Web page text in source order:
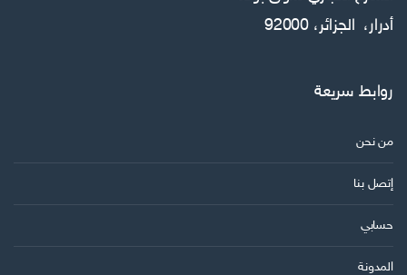
و
نأدرار، الجزائر، 92000
روابط سريعة
من نحن
إتصل بنا
حسابي
المدونة